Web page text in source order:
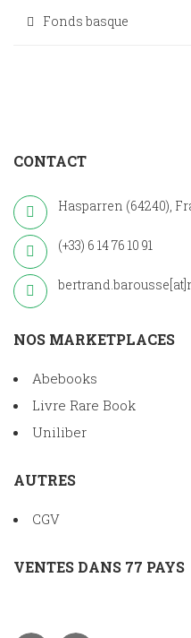
Fonds basque
CONTACT
Hasparren (64240),
(+33) 6 14 76 10 91
NOS MARKETPLACES
Abebooks
Livre Rare Book
Uniliber
AUTRES
CGV
VENTES DANS 77 PAYS